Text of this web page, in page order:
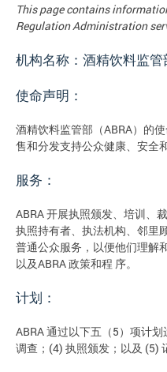
This page contains
Regulation Administration
机构名称：酒精饮料监管
使命声明：
酒精饮料监管部（ABRA）的
售和分发支持公众健康、安全
服务：
ABRA 开展执照颁发、培训、
执照持有者、执法机构、邻里
普通公众服务，以便他们理解
以及ABRA 政策和程 序。
计划：
ABRA 通过以下五（5）项计
调查；(4) 执照颁发；以及 (5)